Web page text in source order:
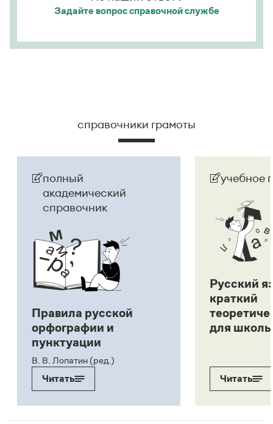
Задайте вопроссправочной службе
справочники грамоты
полный
академический
справочник
Правила русской
орфографии и
пунктуации
В. В. Лопатин (ред.)
Читать
учебное
Русский
краткий
для
Читать